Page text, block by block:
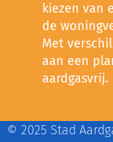
kiezen van
de
Met
aan een
aardgasvrij.
© 2025 Stad